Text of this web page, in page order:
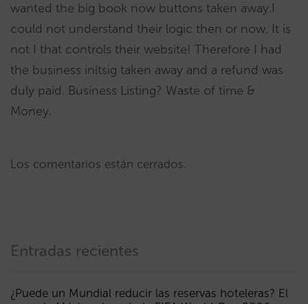
wanted the big book now buttons taken away.I
could not understand their logic then or now. It is
not I that controls their website! Therefore I had
the business inltsig taken away and a refund was
duly paid. Business Listing? Waste of time &
Money.
Los comentarios están cerrados.
Entradas recientes
¿Puede un Mundial reducir las reservas hoteleras? El